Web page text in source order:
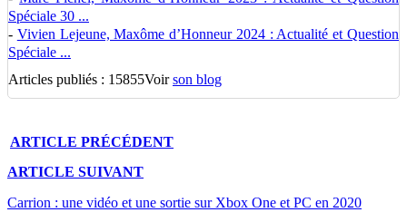
Spéciale 30 ...
- Vivien Lejeune, Maxôme d’Honneur 2024 : Actualité et Question
Spéciale ...
Articles publiés : 15855Voirson blog
ARTICLE PRÉCÉDENT
ARTICLE SUIVANT
Carrion : une vidéo et une sortie sur Xbox One et PC en 2020